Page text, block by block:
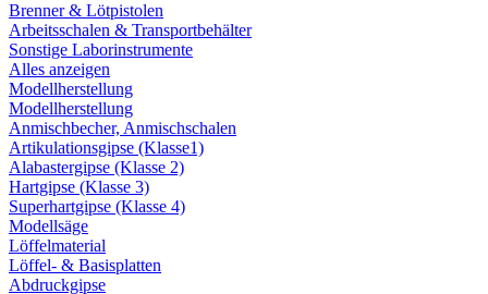
Brenner & Lötpistolen
Arbeitsschalen & Transportbehälter
Sonstige Laborinstrumente
Alles anzeigen
Modellherstellung
Modellherstellung
Anmischbecher, Anmischschalen
Artikulationsgipse (Klasse1)
Alabastergipse (Klasse 2)
Hartgipse (Klasse 3)
Superhartgipse (Klasse 4)
Modellsäge
Löffelmaterial
Löffel- & Basisplatten
Abdruckgipse